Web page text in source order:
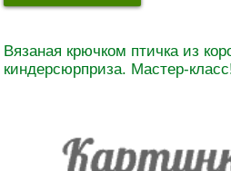
Вязаная крючком птичка из
киндерсюрприза. Мастер-